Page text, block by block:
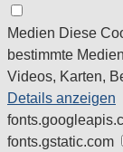
Medien Diese
bestimmte
Videos, Karten,
Details anzeigen
fonts.gstatic.com